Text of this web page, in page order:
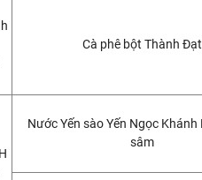
Cà phê bột Thành Đạt
Nước Yến sào Yến Ngọc Khánh
sâm